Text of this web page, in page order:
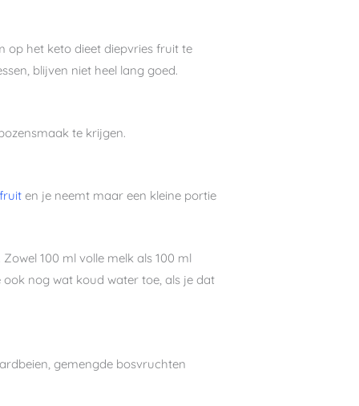
op het keto dieet diepvries fruit te
blijven niet heel lang goed.
te krijgen.
en je neemt maar een kleine portie
100 ml volle melk als 100 ml
nog wat koud water toe, als je dat
gemengde bosvruchten